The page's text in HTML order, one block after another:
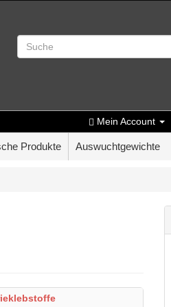
Mein Account
Produkte Auswuchtgewichte